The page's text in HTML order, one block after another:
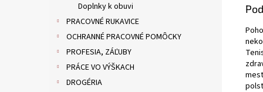
Doplnky k obuvi
PRACOVNÉ RUKAVICE
OCHRANNÉ PRACOVNÉ POMÔCKY
PROFESIA, ZÁĽUBY
PRÁCE VO VÝŠKACH
DROGÉRIA